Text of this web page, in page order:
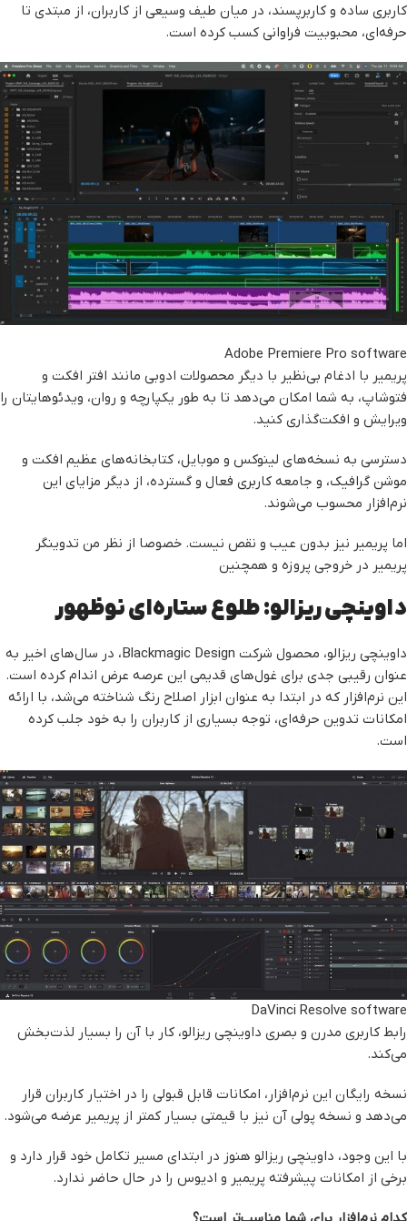
کاربری ساده و کاربرپسند، در میان طیف وسیعی از کاربران، از مبتدی تا
حرفه‌ای، محبوبیت فراوانی کسب کرده است.
Adobe Premiere Pro software
پریمیر با ادغام بی‌نظیر با دیگر محصولات ادوبی مانند افتر افکت و
فتوشاپ، به شما امکان می‌دهد تا به طور یکپارچه و روان، ویدئوهایتان را
ویرایش و افکت‌گذاری کنید.
دسترسی به نسخه‌های لینوکس و موبایل، کتابخانه‌های عظیم افکت و
موشن گرافیک، و جامعه کاربری فعال و گسترده، از دیگر مزایای این
نرم‌افزار محسوب می‌شوند.
اما پریمیر نیز بدون عیب و نقص نیست. خصوصا از نظر من تدوینگر
پریمیر در خروجی پروزه و همچنین
داوینچی ریزالو: طلوع ستاره‌ای نوظهور
داوینچی ریزالو، محصول شرکت Blackmagic Design، در سال‌های اخیر به
عنوان رقیبی جدی برای غول‌های قدیمی این عرصه عرض اندام کرده است.
این نرم‌افزار که در ابتدا به عنوان ابزار اصلاح رنگ شناخته می‌شد، با ارائه
امکانات تدوین حرفه‌ای، توجه بسیاری از کاربران را به خود جلب کرده
است.
DaVinci Resolve software
رابط کاربری مدرن و بصری داوینچی ریزالو، کار با آن را بسیار لذت‌بخش
می‌کند.
نسخه رایگان این نرم‌افزار، امکانات قابل قبولی را در اختیار کاربران قرار
می‌دهد و نسخه پولی آن نیز با قیمتی بسیار کمتر از پریمیر عرضه می‌شود.
با این وجود، داوینچی ریزالو هنوز در ابتدای مسیر تکامل خود قرار دارد و
برخی از امکانات پیشرفته پریمیر و ادیوس را در حال حاضر ندارد.